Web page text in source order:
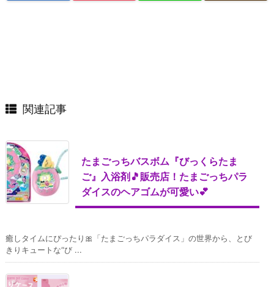
関連記事
たまごっちバスボム『びっくらたま
ご』入浴剤🎵販売店！たまごっちパラ
ダイスのヘアゴムが可愛い💕
癒しタイムにぴったり🎀「たまごっちパラダイス」の世界から、とび
きりキュートな“び ...